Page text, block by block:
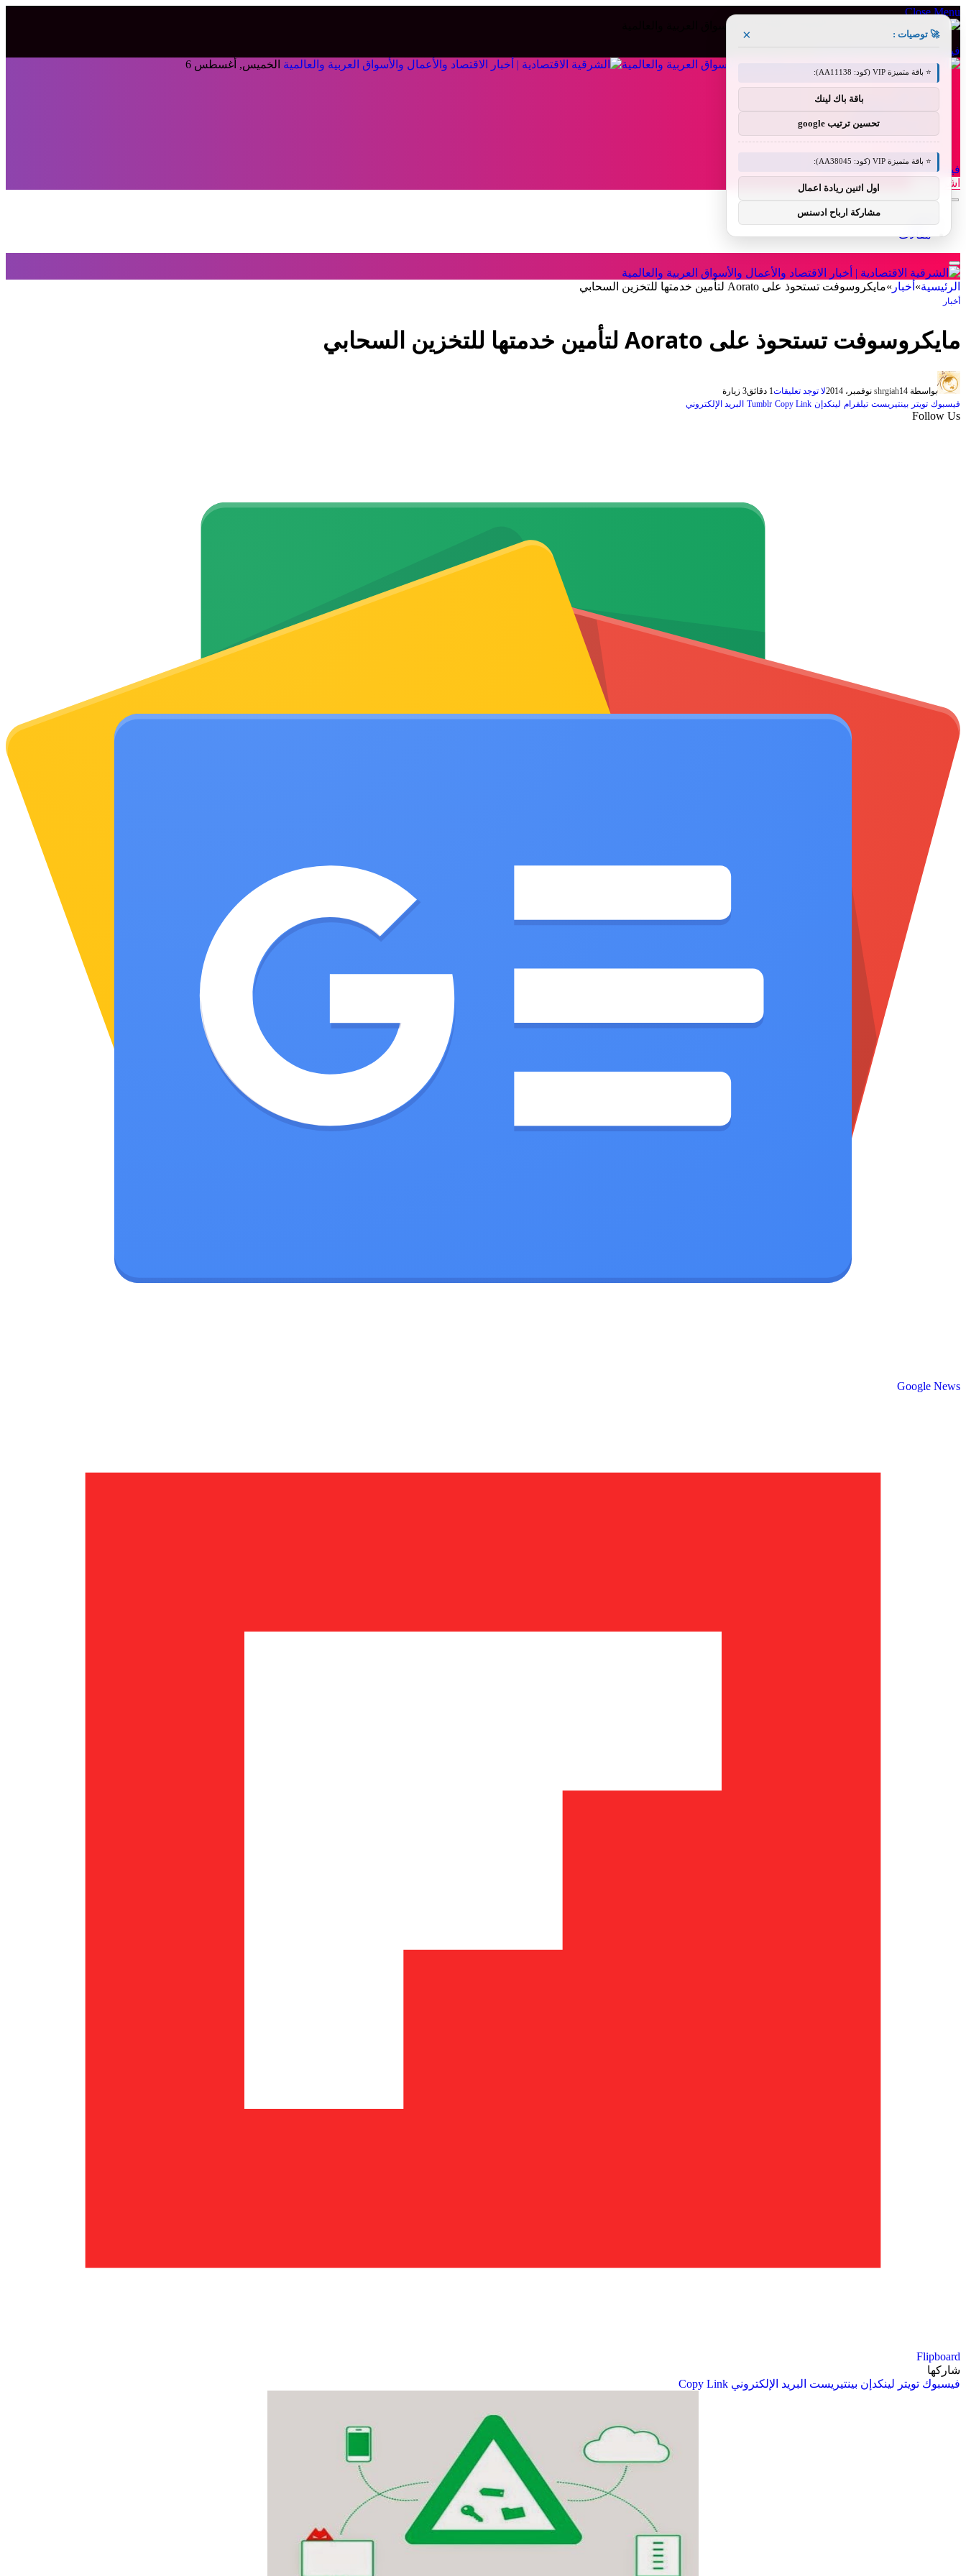
Close Menu
فيسبوك X (Twitter) الانستغرام
الخميس, أغسطس 6
من نحن
إخلاء المسؤولية
سياسة الخصوصية
اتصل بنا
فيسبوك X (Twitter) الانستغرام
اشراق لنك
مقالات
الرئيسية» أخبار »مايكروسوفت تستحوذ على Aorato لتأمين خدمتها للتخزين السحابي
أخبار
مايكروسوفت تستحوذ على Aorato لتأمين خدمتها للتخزين السحابي
بواسطة shrgiah14 نوفمبر، 2014 لا توجد تعليقات1 دقائق 3 زيارة
فيسبوك تويتر بينتيريست تيلقرام لينكدإن Tumblr Copy Link البريد الإلكتروني
Follow Us
Google News
Flipboard
شاركها
فيسبوك تويتر لينكدإن بينتيريست البريد الإلكتروني Copy Link
🚀 توصيات : ×
⭐ باقة متميزة VIP (كود: AA11138):
باقة باك لينك
تحسين ترتيب google
⭐ باقة متميزة VIP (كود: AA38045):
اول اثنين ريادة اعمال
مشاركة ارباح ادسنس